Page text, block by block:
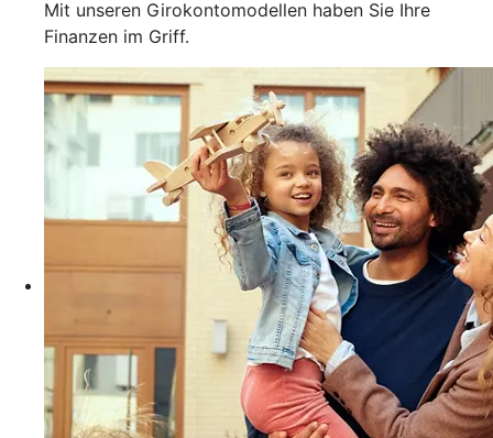
Mit unseren Girokontomodellen haben Sie Ihre
Finanzen im Griff.